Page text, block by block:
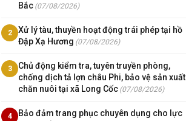
Bắc (07/08/2026)
2
Xử lý tàu, thuyền hoạt động trái phép tại hồ
Đập Xạ Hương (07/08/2026)
3
Chủ động kiểm tra, tuyên truyền phòng,
chống dịch tả lợn châu Phi, bảo vệ sản xuất
chăn nuôi tại xã Long Cốc (07/08/2026)
4
Bảo đảm trang phục chuyên dụng cho lực